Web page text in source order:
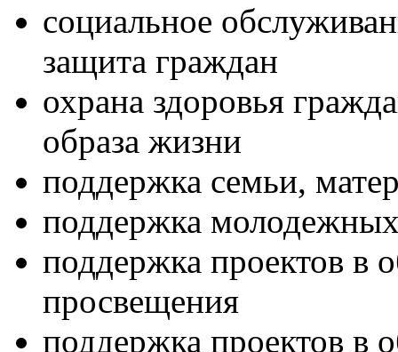
социальное
защита граждан
охрана здоровья
образа жизни
поддержка семьи,
поддержка
поддержка проектов в
просвещения
поддержка проектов в